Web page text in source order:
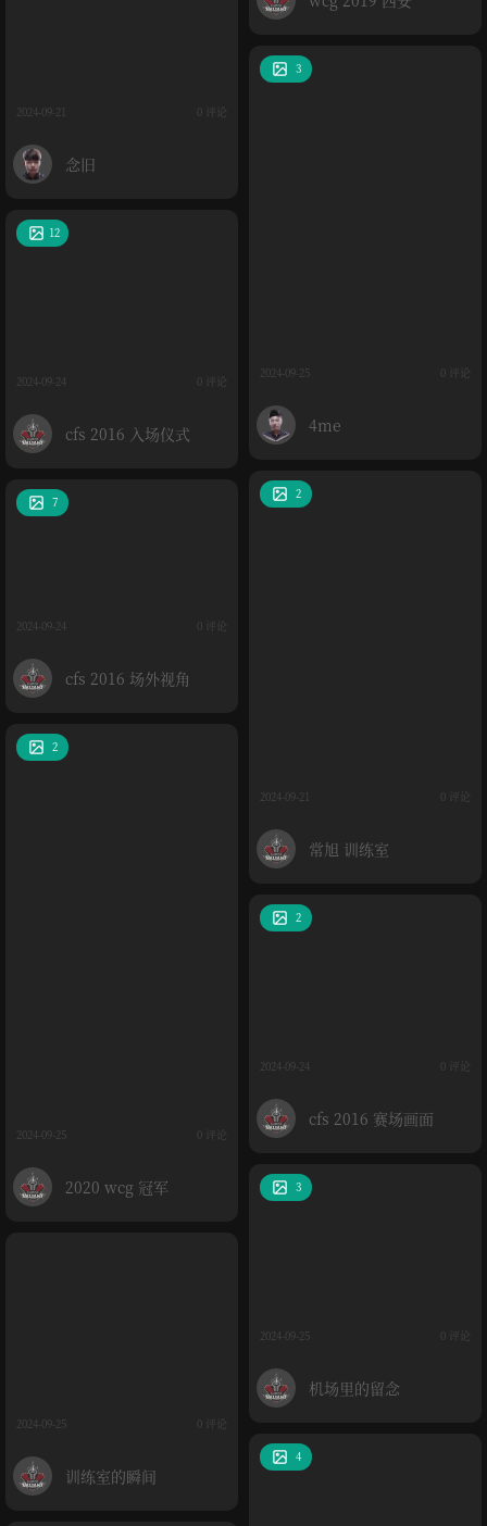
2024-09-21 0 评论
念旧
3
2024-09-25 0 评论
4me
12
2024-09-24 0 评论
cfs 2016 入场仪式
2
2024-09-21 0 评论
常旭 训练室
7
2024-09-24 0 评论
cfs 2016 场外视角
2
2024-09-25 0 评论
2020 wcg 冠军
2
2024-09-24 0 评论
cfs 2016 赛场画面
3
2024-09-25 0 评论
机场里的留念
2024-09-25 0 评论
训练室的瞬间
4